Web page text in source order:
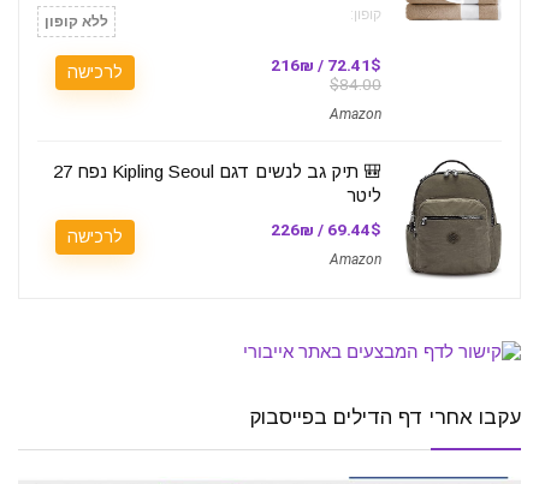
קופון: ללא קופון
72.41$ / 216₪
$84.00
Amazon
לרכישה
🎒 תיק גב לנשים דגם Kipling Seoul נפח 27
ליטר
69.44$ / 226₪
Amazon
לרכישה
עקבו אחרי דף הדילים בפייסבוק